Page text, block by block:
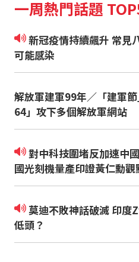
一周熱門話題
新冠疫情持續飆升 常見八大症狀 沒發燒也
可能感染
解放軍建軍99年／「建軍
64」攻下多個解放軍網站
對中科技圍堵反加速中國科技自主？！中
國光刻機量產印證黃仁勳觀
莫迪不敗神話破滅 印度Z世代如何逼政府
低頭？